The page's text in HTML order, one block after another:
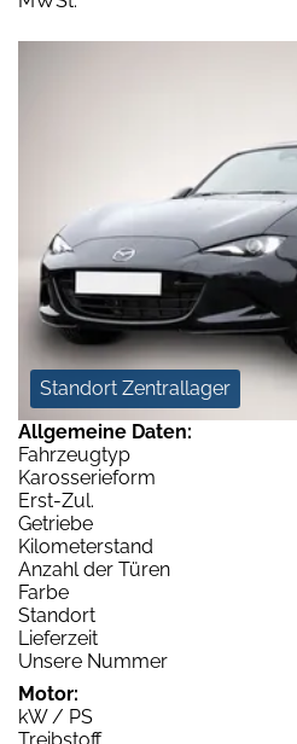
Standort Zentrallager
Allgemeine Daten:
Fahrzeugtyp
Karosserieform
Erst-Zul.
Getriebe
Kilometerstand
Anzahl der Türen
Farbe
Standort
Lieferzeit
Unsere Nummer
Motor:
kW / PS
Treibstoff